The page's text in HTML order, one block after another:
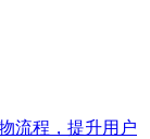
流程，提升用户